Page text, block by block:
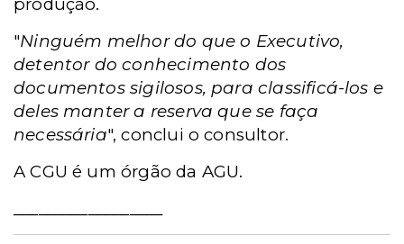
"Ninguém melhor do que o Executivo,
detentor do conhecimento dos
documentos sigilosos, para classificá-los e
deles manter a reserva que se faça
necessária", conclui o consultor.
A CGU é um órgão da AGU.